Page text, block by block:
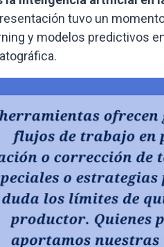
tuvo un
y modelos predictivos